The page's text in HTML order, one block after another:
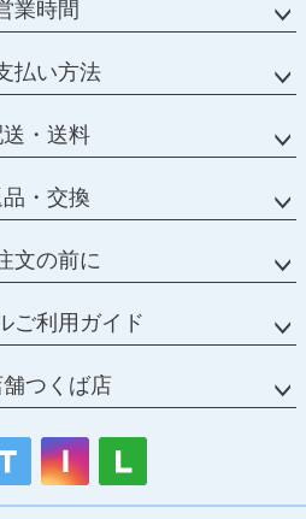
業時間
払い方法
送・送料
・交換
文の前に
ご利用ガイド
つくば店